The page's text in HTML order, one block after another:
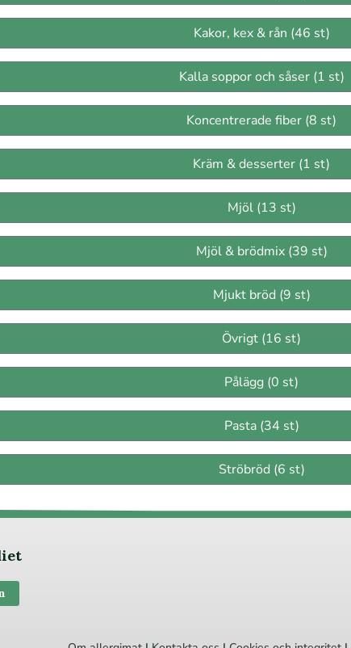
Kakor, kex & rån (46 st)
Kalla soppor och såser (1 st)
Koncentrerade fiber (8 st)
Kräm & desserter (1 st)
Mjöl (13 st)
Mjöl & brödmix (39 st)
Mjukt bröd (9 st)
Övrigt (16 st)
Pålägg (0 st)
Pasta (34 st)
Ströbröd (6 st)